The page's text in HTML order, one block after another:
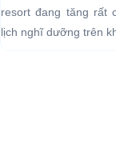
resort đang tăng rất
lịch nghĩ dưỡng trên